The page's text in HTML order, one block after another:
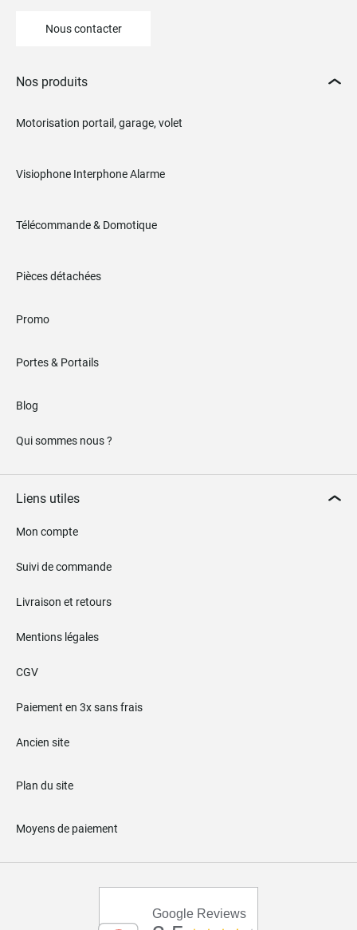
Nous contacter
Nos produits
Motorisation portail, garage, volet
Visiophone Interphone Alarme
Télécommande & Domotique
Pièces détachées
Promo
Portes & Portails
Blog
Qui sommes nous ?
Liens utiles
Mon compte
Suivi de commande
Livraison et retours
Mentions légales
CGV
Paiement en 3x sans frais
Ancien site
Plan du site
Moyens de paiement
Google Reviews